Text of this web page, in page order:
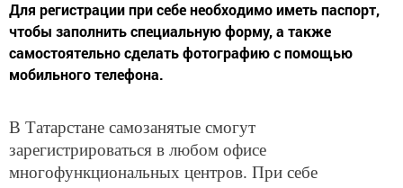
Для регистрации при себе необходимо иметь паспорт,
чтобы заполнить специальную форму, а также
самостоятельно сделать фотографию с помощью
мобильного телефона.
В Татарстане самозанятые смогут
зарегистрироваться в любом офисе
многофункциональных центров. При себе